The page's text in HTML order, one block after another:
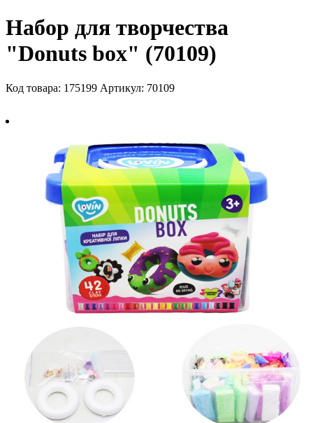
Набор для творчества
"Donuts box" (70109)
Код товара: 175199 Артикул: 70109